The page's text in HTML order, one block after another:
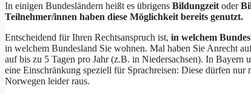
In einigen Bundesländern heißt es übrigens Bildungzeitoder
Teilnehmer/innen haben diese Möglichkeit bereits genutzt.
Entscheidend für Ihren Rechtsanspruch ist, in welchem
in welchem Bundesland Sie wohnen. Mal haben Sie Anrecht
auf bis zu 5 Tagen pro Jahr (z.B. in Niedersachsen). In
eine Einschränkung speziell für Sprachreisen: Diese dürfen
Norwegen leider raus.